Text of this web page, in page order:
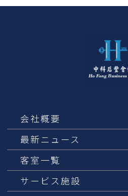
会社概要
最新ニュース
客室一覧
サービス施設